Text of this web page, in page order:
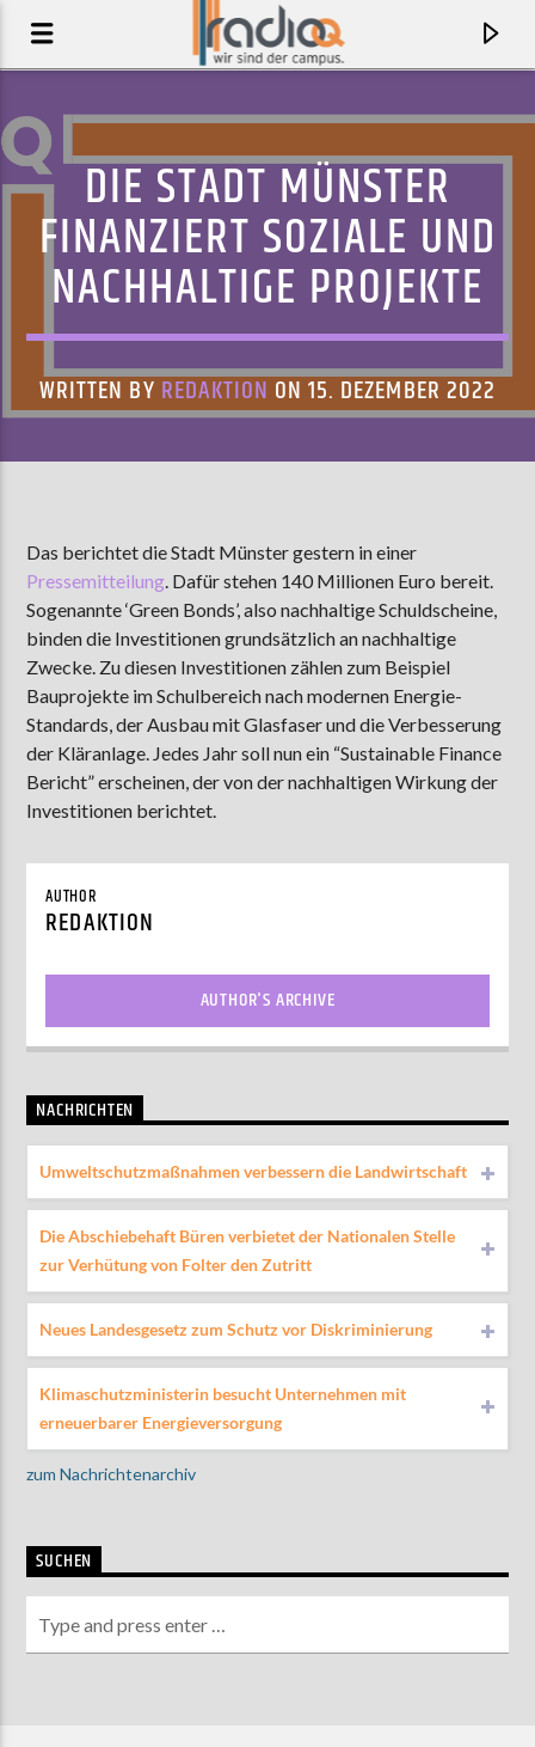
AKTUELLE SENDUNG
ABWASCH
18:00 19:00
ZU HÖREN INMünster90,9 MHzSteinfurt103,9 MHz
DIE STADT MÜNSTER
FINANZIERT SOZIALE UND
NACHHALTIGE PROJEKTE
WRITTEN BY REDAKTION ON 15. DEZEMBER 2022
Das berichtet die Stadt Münster gestern in einer
Pressemitteilung. Dafür stehen 140 Millionen Euro bereit.
Sogenannte ‘Green Bonds’, also nachhaltige Schuldscheine,
binden die Investitionen grundsätzlich an nachhaltige
Zwecke. Zu diesen Investitionen zählen zum Beispiel
Bauprojekte im Schulbereich nach modernen Energie-
Standards, der Ausbau mit Glasfaser und die Verbesserung
der Kläranlage. Jedes Jahr soll nun ein “Sustainable Finance
Bericht” erscheinen, der von der nachhaltigen Wirkung der
Investitionen berichtet.
AUTHOR
REDAKTION
AUTHOR'S ARCHIVE
NACHRICHTEN
Umweltschutzmaßnahmen verbessern die Landwirtschaft
Die Abschiebehaft Büren verbietet der Nationalen Stelle
zur Verhütung von Folter den Zutritt
Neues Landesgesetz zum Schutz vor Diskriminierung
Klimaschutzministerin besucht Unternehmen mit
erneuerbarer Energieversorgung
zum Nachrichtenarchiv
SUCHEN